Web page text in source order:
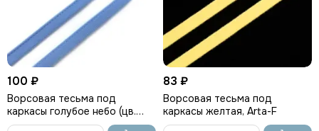
100 ₽
Ворсовая тесьма под
каркасы голубое небо (цв.
3090), Arta-F
83 ₽
Ворсовая тесьма под
каркасы желтая, Arta-F